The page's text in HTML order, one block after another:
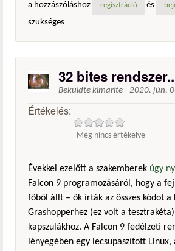
a hozzászóláshoz
regisztráció és
szükséges
32 bites
Beküldte kimarite - 2020. jún.
Értékelés:
Még nincs értékelve
Évekkel ezelőtt a szakemberek úgy
Falcon 9 programozásáról, hogy a
főből állt – ők írták az összes kódot a
Grashopperhez (ez volt a
kapszulákhoz. A Falcon 9 fedélzeti
lényegében egy lecsupaszított